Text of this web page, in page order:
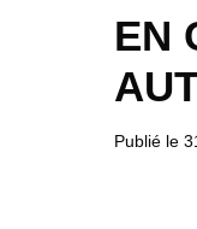
EN
Publié le